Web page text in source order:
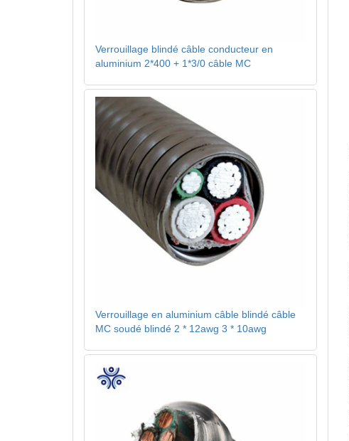
Verrouillage blindé câble conducteur en
aluminium 2*400 + 1*3/0 câble MC
Verrouillage en aluminium câble blindé câble
MC soudé blindé 2 * 12awg 3 * 10awg